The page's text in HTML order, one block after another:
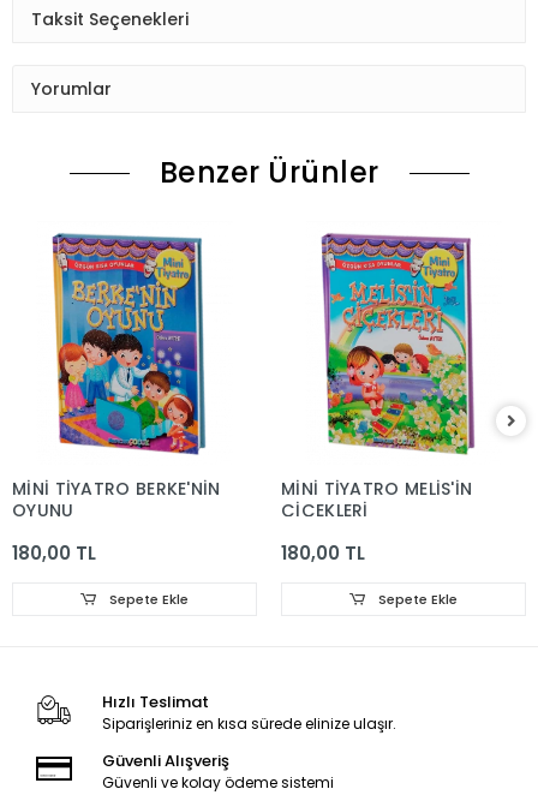
Taksit Seçenekleri
Yorumlar
Benzer Ürünler
MİNİ TİYATRO BERKE'NİN
OYUNU
180,00 TL
Sepete Ekle
MİNİ TİYATRO MELİS'İN
ÇİÇEKLERİ
180,00 TL
Sepete Ekle
Hızlı Teslimat
Siparişleriniz en kısa sürede elinize ulaşır.
Güvenli Alışveriş
Güvenli ve kolay ödeme sistemi